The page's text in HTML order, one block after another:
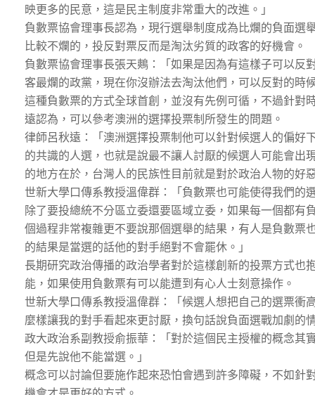
映更多的民意，這是民主制度非常重大的改進。」
負數票協會理事長認為，現行選舉制度成為比爛的負面選
比較不爛的，投反對票反而是淘汰劣質的政客的好機會。
負數票協會理事長張天鷞：「如果是因為有這樣子可以反
客最爛的政黨，現在你沒辦法去淘汰他們，可以反對的時
這種負數票的方式全球首創，並沒有先例可循，不過針對
遠認為，可以參考澳洲的選擇投票制所發生的問題。
律師呂秋遠：「澳洲選擇投票制他可以針對候選人的偏好
的共識的人選，也就是說最不讓人討厭的候選人可能會出
的地方在於，台灣人的民族性目前就是對於政治人物的好
世新大學口傳系教授溫偉群：「負數票也可能使得我們的
除了要投總統不分區立委還要區域立委，如果每一個都有
個過程非常複雜更不要說那個選舉的結果，有人是負數票
的結果是當選的話他的對手絕對不會罷休。」
長期研究政治傳播的政治學者對於這樣創新的投票方式也
能，如果使用負數票有可以能遭到有心人士刻意操作。
世新大學口傳系教授溫偉群：「候選人想把自己的選票衝
麼樣讓我的對手看起來更討厭，換句話說負面選戰加劇的
政大政治系副教授俞振華：「對於這個民主授權的概念其
但是先說他不能當選。」
概念可以討論但要施作起來恐怕會遇到許多障礙，不如針